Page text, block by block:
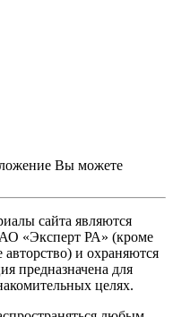
Вы можете
сайта являются
АО «Эксперт РА» (кроме
авторство) и охраняются
предназначена для
целях.